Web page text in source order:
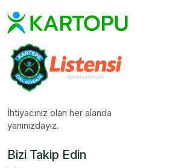
İhtiyacınız olan her alanda
yanınızdayız.
Bizi Takip Edin